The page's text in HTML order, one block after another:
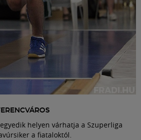
helyen várhatja a Szuperliga
a fiataloktól.